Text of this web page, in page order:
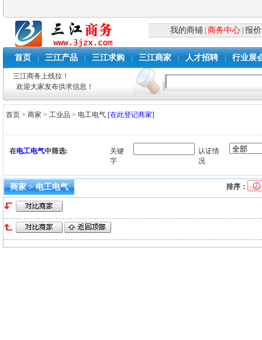
我的商铺 商务中心 |报
首页 三江产品 三江求购 三江商家 人才招聘 行业展
三江商务上线拉！
欢迎大家发布供求信息！
首页 >商家 >工业品> 电工电气 [在此登记商家]
在电工电气中筛选:
关键
字
认证情
况
商家 > 电工电气 排序：